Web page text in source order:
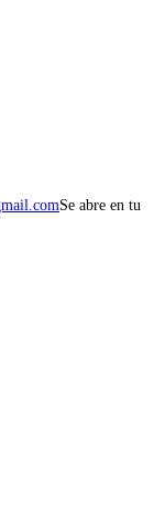
Se abre en tu